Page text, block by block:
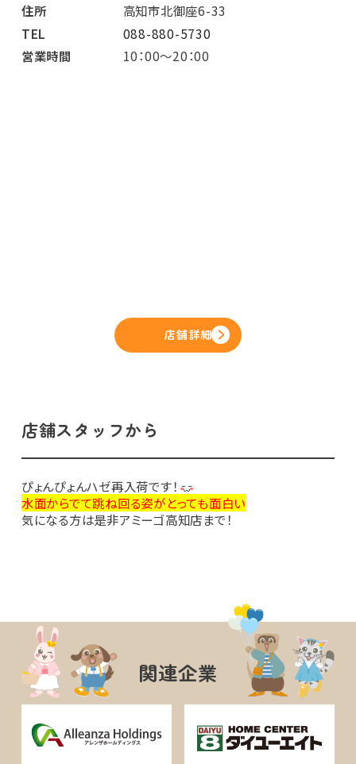
住所
高知市北御座6-33
TEL
088-880-5730
営業時間
10：00～20：00
店舗詳細
店舗スタッフから
ぴょんぴょんハゼ再入荷です！
水面からでて跳ね回る姿がとっても面白い
気になる方は是非アミーゴ高知店まで！
関連企業